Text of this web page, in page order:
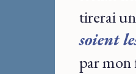
tirerai
soient
par mon